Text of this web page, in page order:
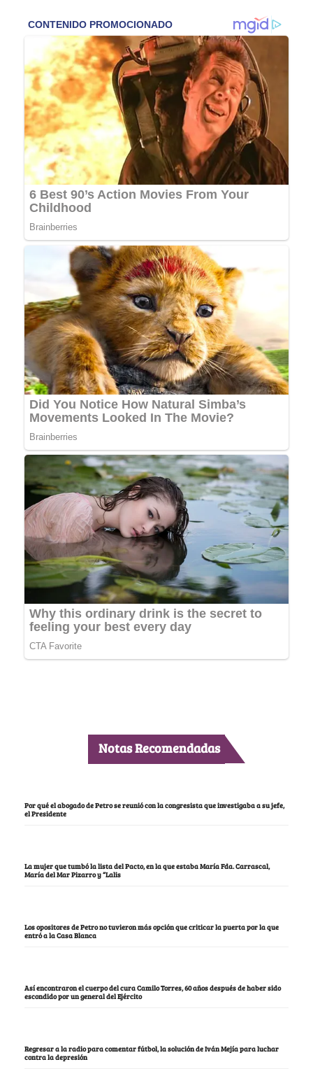
Notas Recomendadas
Por qué el abogado de Petro se reunió con la congresista que investigaba a su jefe,
el Presidente
La mujer que tumbó la lista del Pacto, en la que estaba María Fda. Carrascal,
María del Mar Pizarro y “Lalis
Los opositores de Petro no tuvieron más opción que criticar la puerta por la que
entró a la Casa Blanca
Así encontraron el cuerpo del cura Camilo Torres, 60 años después de haber sido
escondido por un general del Ejército
Regresar a la radio para comentar fútbol, la solución de Iván Mejía para luchar
contra la depresión